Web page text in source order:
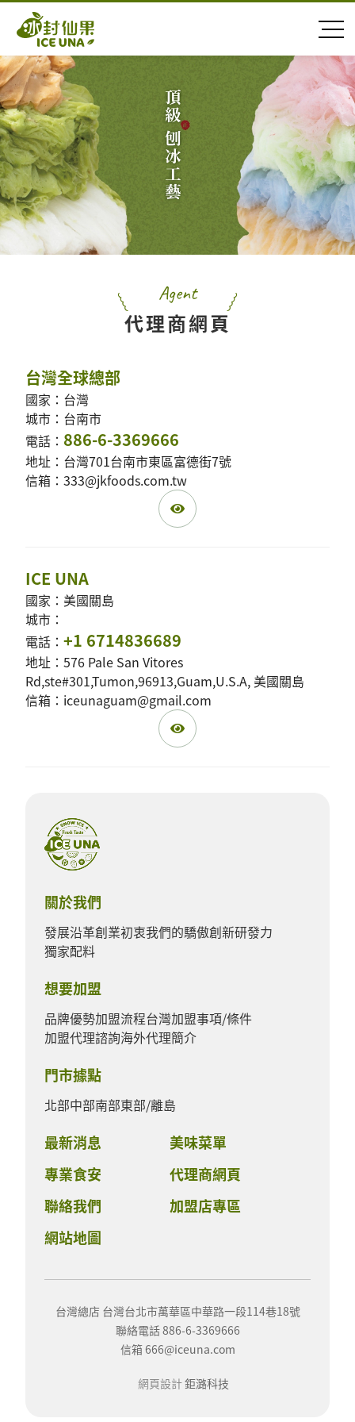
Agent
代理商網頁
台灣全球總部
國家：台灣
城市：台南市
電話： 886-6-3369666
地址：台灣701台南市東區富德街7號
信箱：333@jkfoods.com.tw
ICE UNA
國家：美國關島
城市：
電話： +1 6714836689
地址：576 Pale San Vitores
Rd,ste#301,Tumon,96913,Guam,U.S.A, 美國關島
信箱：iceunaguam@gmail.com
關於我們
發展沿革創業初衷我們的驕傲創新研發力
獨家配料
想要加盟
品牌優勢加盟流程台灣加盟事項/條件
加盟代理諮詢海外代理簡介
門市據點
北部中部南部東部/離島
最新消息
美味菜單
專業食安
代理商網頁
聯絡我們
加盟店專區
網站地圖
台灣總店 台灣台北市萬華區中華路一段114巷18號
聯絡電話 886-6-3369666
信箱 666@iceuna.com
網頁設計鉅潞科技